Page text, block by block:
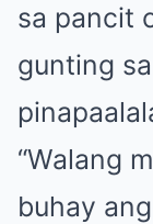
sa pancit
gunting
“Walang
buhay